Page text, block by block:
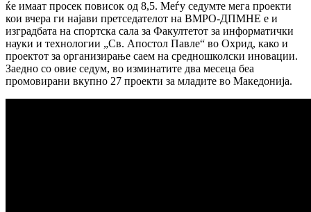
ќе имаат просек повисок од 8,5. Меѓу седумте мега проекти
кои вчера ги најави претседателот на ВМРО-ДПМНЕ е и
изградбата на спортска сала за Факултетот за информатички
науки и технологии „Св. Апостол Павле“ во Охрид, како и
проектот за организирање саем на средношколски иновации.
Заедно со овие седум, во изминатите два месеца беа
промовирани вкупно 27 проекти за младите во Македонија.